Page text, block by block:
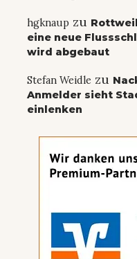
hgknaup zu
eine neue
wird abgebaut
Stefan Weidle zu
Anmelder sieht
einlenken